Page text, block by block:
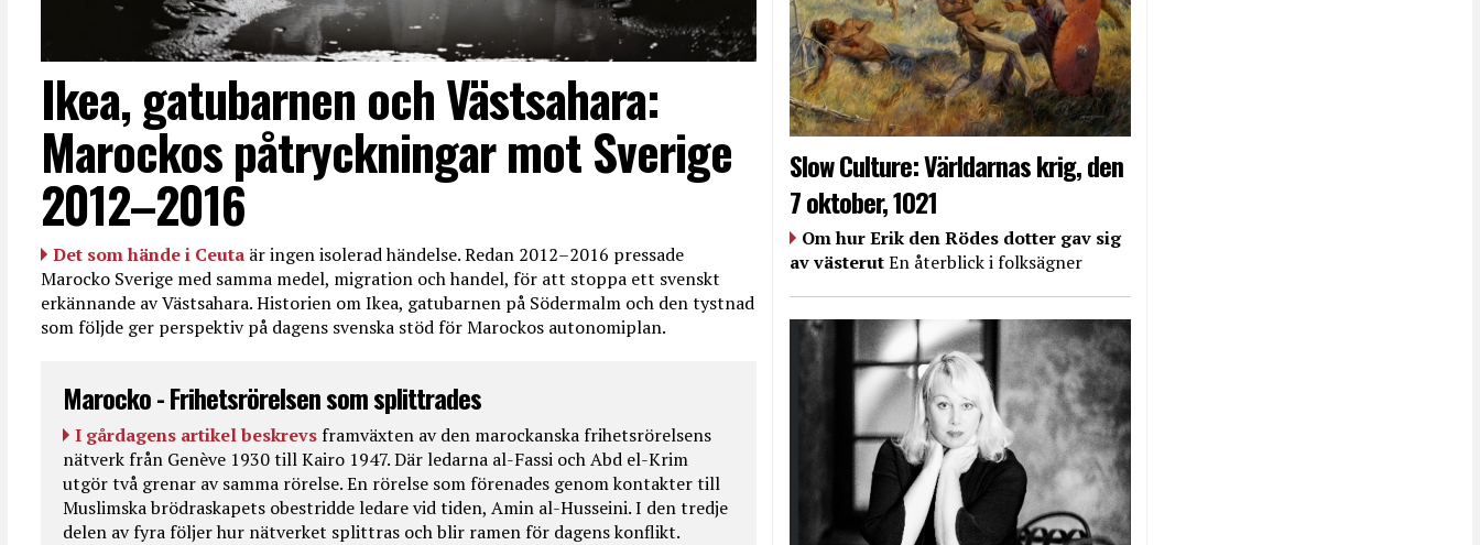
Ikea, gatubarnen och Västsahara:
Marockos påtryckningar mot Sverige
2012–2016
Det som hände i Ceuta är ingen isolerad händelse. Redan 2012–2016 pressade
Marocko Sverige med samma medel, migration och handel, för att stoppa ett svenskt
erkännande av Västsahara. Historien om Ikea, gatubarnen på Södermalm och den tystnad
som följde ger perspektiv på dagens svenska stöd för Marockos autonomiplan.
Marocko - Frihetsrörelsen som splittrades
I gårdagens artikel beskrevs framväxten av den marockanska frihetsrörelsens
nätverk från Genève 1930 till Kairo 1947. Där ledarna al-Fassi och Abd el-Krim
utgör två grenar av samma rörelse. En rörelse som förenades genom kontakter till
Muslimska brödraskapets obestridde ledare vid tiden, Amin al-Husseini. I den tredje
delen av fyra följer hur nätverket splittras och blir ramen för dagens konflikt.
Slow Culture: Världarnas krig, den
7 oktober, 1021
Om hur Erik den Rödes dotter gav sig
av västerutEn återblick i folksägner